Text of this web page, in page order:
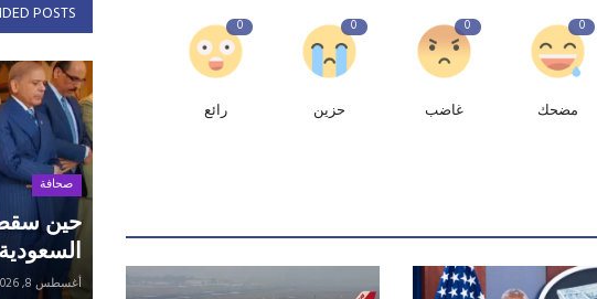
0
مضحك
0
غاضب
0
حزين
0
رائع
POSTS
صحافة
حين
أغسطس 8, 2026